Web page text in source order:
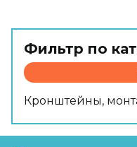
Фильтр по
Кронштейны,